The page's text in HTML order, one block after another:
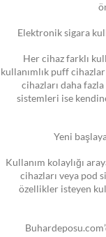
Elektronik sigara
Her cihaz farklı
kullanımlık puff
cihazları daha
sistemleri ise
Yeni
Kullanım kolaylığı
cihazları veya pod
özellikler isteyen